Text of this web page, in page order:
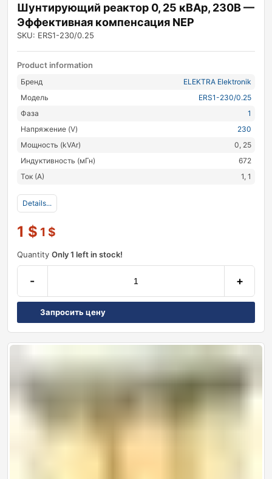
Шунтирующий реактор 0, 25 кВАр, 230В —
Эффективная компенсация NEP
SKU: ERS1-230/0.25
Product information
Бренд
ELEKTRA Elektronik
Модель
ERS1-230/0.25
Фаза
1
Напряжение (V)
230
Мощность (kVAr)
0, 25
Индуктивность (мГн)
672
Ток (А)
1, 1
Details...
1 $ 1 $
Quantity Only 1 left in stock!
- +
Запросить цену